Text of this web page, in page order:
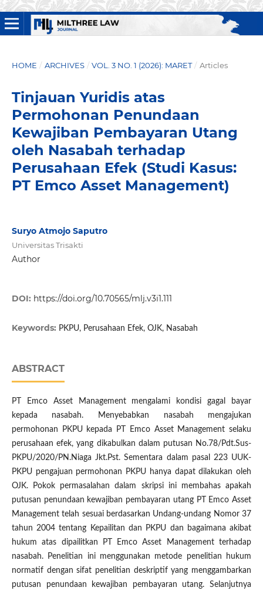
HOME / ARCHIVES / VOL. 3 NO. 1 (2026): MARET / Articles
Tinjauan Yuridis atas
Permohonan Penundaan
Kewajiban Pembayaran Utang
oleh Nasabah terhadap
Perusahaan Efek (Studi Kasus:
PT Emco Asset Management)
Suryo Atmojo Saputro
Universitas Trisakti
Author
DOI: https://doi.org/10.70565/mlj.v3i1.111
Keywords: PKPU, Perusahaan Efek, OJK, Nasabah
ABSTRACT
PT Emco Asset Management mengalami kondisi gagal bayar
kepada nasabah. Menyebabkan nasabah mengajukan
permohonan PKPU kepada PT Emco Asset Management selaku
perusahaan efek, yang dikabulkan dalam putusan No.78/Pdt.Sus-
PKPU/2020/PN.Niaga Jkt.Pst. Sementara dalam pasal 223 UUK-
PKPU pengajuan permohonan PKPU hanya dapat dilakukan oleh
OJK. Pokok permasalahan dalam skripsi ini membahas apakah
putusan penundaan kewajiban pembayaran utang PT Emco Asset
Management telah sesuai berdasarkan Undang-undang Nomor 37
tahun 2004 tentang Kepailitan dan PKPU dan bagaimana akibat
hukum atas dipailitkan PT Emco Asset Management terhadap
nasabah. Penelitian ini menggunakan metode penelitian hukum
normatif dengan sifat penelitian deskriptif yang menggambarkan
putusan penundaan kewajiban pembayaran utang. Selanjutnya